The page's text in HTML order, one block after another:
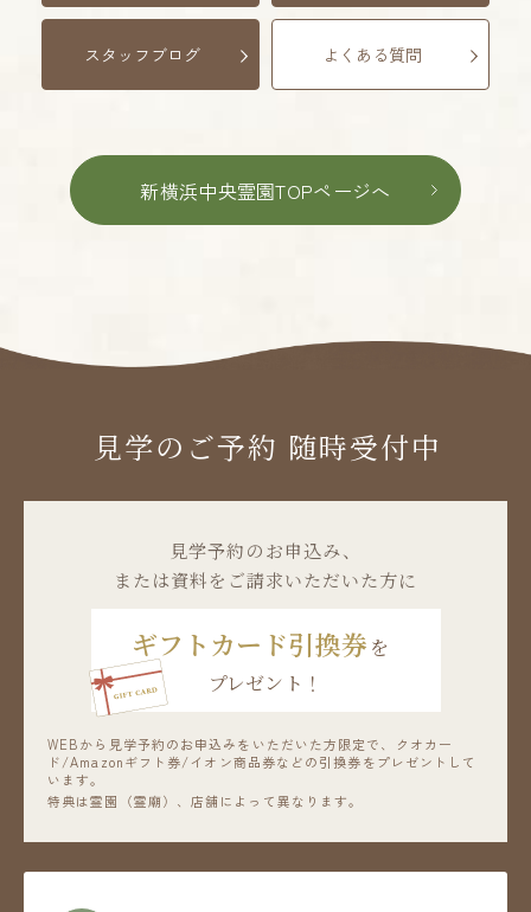
スタッフブログ よくある質問
新横浜中央霊園TOPページへ
見学のご予約 随時受付中
⾒学予約のお申込み、
または資料をご請求いただいた方に
ギフトカード引換券 を
プレゼント！
WEBから見学予約のお申込みをいただいた方限定で、
クオカー
ド/Amazonギフト券/イオン商品券などの引換券をプレゼントして
います。
特典は霊園（霊廟）、店舗によって異なります。